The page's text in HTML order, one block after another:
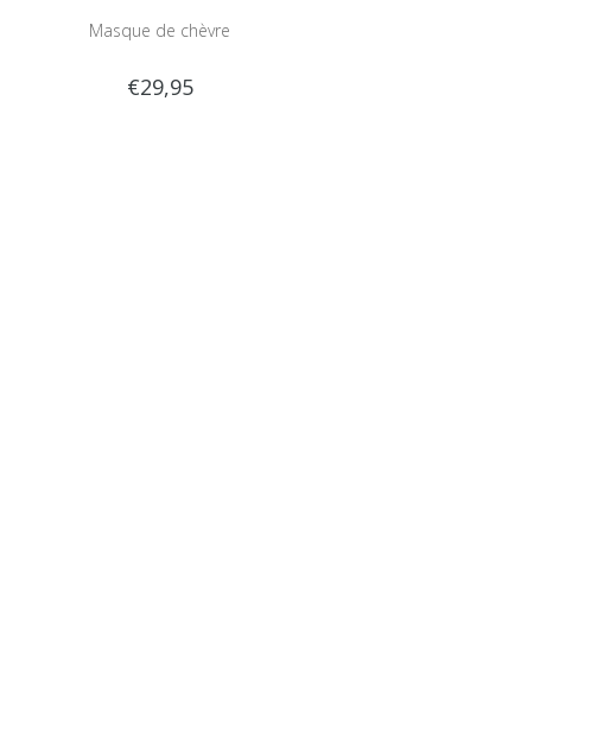
Masque de chèvre
€29,95